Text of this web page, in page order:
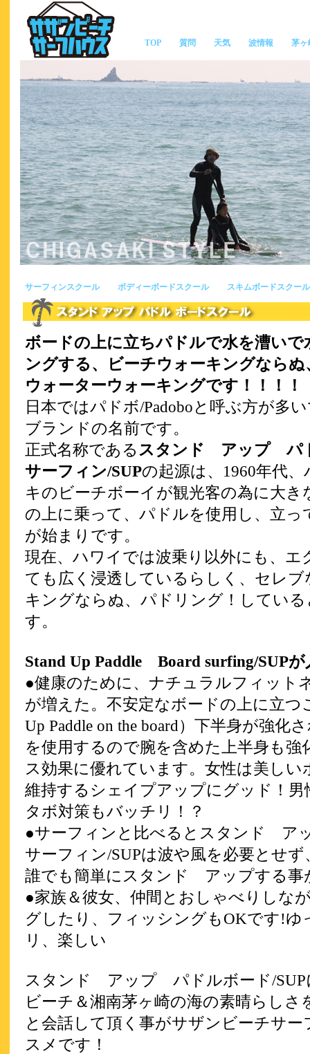
TOP 質問 天気 波情報 茅ヶ
サーフィンスクール ボディーボードスクール スキムボードスクール
ボードの上に立ちパドルで水を漕いで
ングする、ビーチウォーキングならぬ
ウォーターウォーキングです！！！！
日本ではパドボ/Padoboと呼ぶ方が多
ブランドの名前です。
正式名称であるスタンド アップ
サーフィン/SUPの起源は、1960年代
キのビーチボーイが観光客の為に大き
の上に乗って、パドルを使用し、立っ
が始まりです。
現在、ハワイでは波乗り以外にも、エ
ても広く浸透しているらしく、セレブ
キングならぬ、パドリング！してい
す。
Stand Up Paddle Board surfing/SUPが
●健康のために、ナチュラルフィット
が増えた。不安定なボードの上に立つ
Up Paddle on the board）下半身が強化
を使用するので腕を含めた上半身も強
ス効果に優れています。女性は美し
維持するシェイプアップにグッド！
タボ対策もバッチリ！？
●サーフィンと比べるとスタンド
サーフィン/SUPは波や風を必要とせ
誰でも簡単にスタンド アップする事
●家族＆彼女、仲間とおしゃべりしな
グしたり、フィッシングもOKです!ゆ
リ、楽しい
スタンド アップ パドルボード/SUP
ビーチ＆湘南茅ヶ崎の海の素晴らしさ
と会話して頂く事がサザンビーチサ
スメです！